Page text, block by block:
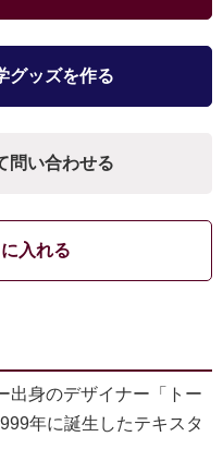
グッズを作る
問い合わせる
入れる
出身のデザイナー「トー
年に誕生したテキスタ